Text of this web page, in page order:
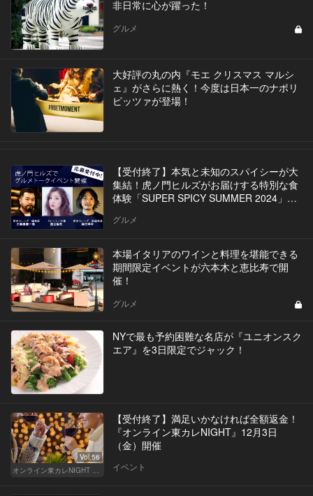
非日常に心が躍った！
グルメ
大好評の丸の内『モエ クリスマス マルシ
ェ』がさらに熱く！今度は日本一のナポリ
ピッツァが登場！
【受付終了】本気と未知のスパイシーが大
集結！虎ノ門ヒルズがお届けする特別な食
体験「SUPER SPICY SUMMER 2024」イ
グルメ
本場イタリアのワインと料理を堪能できる
期間限定イベントが六本木と恵比寿で開
催！
グルメ
NYで最も予約困難な名店が『ユニオンスク
エア』を3日限定でジャック！
Vol.56
オンライン東カレNIGHT イベント募集
【受付終了】満足いかなければ全額返金！
『オンライン東カレNIGHT』12月3日
（金）開催
イベント